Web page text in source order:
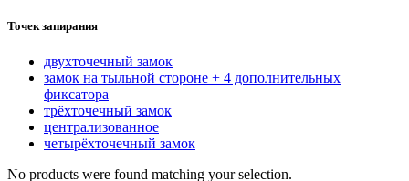
Точек запирания
двухточечный замок
замок на тыльной стороне + 4 дополнительных
фиксатора
трёхточечный замок
централизованное
четырёхточечный замок
No products were found matching your selection.